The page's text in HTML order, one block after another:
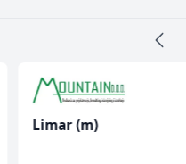
Limar (m)